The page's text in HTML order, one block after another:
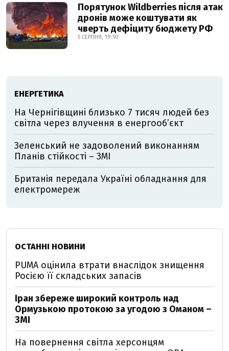
Порятунок Wildberries після атак
дронів може коштувати як
чверть дефіциту бюджету РФ
5 СЕРПНЯ, 19:50
ЕНЕРГЕТИКА
На Чернігівщині близько 7 тисяч людей без
світла через влучення в енергообʼєкт
Зеленський не задоволений виконанням
Планів стійкості – ЗМІ
Британія передала Україні обладнання для
електромереж
ОСТАННІ НОВИНИ
PUMA оцінила втрати внаслідок знищення
Росією її складських запасів
Іран збереже широкий контроль над
Ормузькою протокою за угодою з Оманом –
ЗМІ
На повернення світла херсонцям